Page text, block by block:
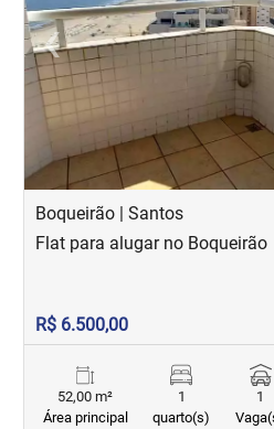
‹Previous
Boqueirão | Santos
Flat para alugar no Boqueirão
R$ 6.500,00
52,00 m²
Área principal
1
quarto(s)
1